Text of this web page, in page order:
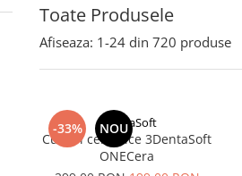
Toate Produsele
Afiseaza: 1-24 din 720 produse
-33% NOU
3DentaSoft
Cuburi ceramice 3DentaSoft
ONECera